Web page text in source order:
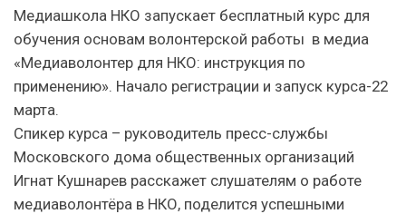
Медиашкола НКО запускает бесплатный курс для
обучения основам волонтерской работы в медиа
«Медиаволонтер для НКО: инструкция по
применению». Начало регистрации и запуск курса-22
марта.
Спикер курса – руководитель пресс-службы
Московского дома общественных организаций
Игнат Кушнарев расскажет слушателям о работе
медиаволонтёра в НКО, поделится успешными